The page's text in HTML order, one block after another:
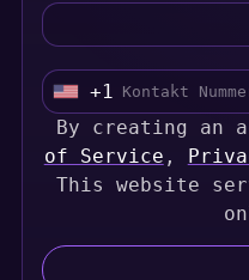
U
n
i
t
d
+1
By creating an
of Service ,
This website